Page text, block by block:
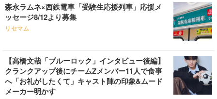
森永ラムネ×西鉄電車「受験生応援列車」応援メ
ッセージ8/12より募集
リセマム
【高橋文哉「ブルーロック」インタビュー後編】
クランクアップ後にチームZメンバー11人で食事
へ「お礼がしたくて」キャスト陣の印象&ムード
メーカー明かす